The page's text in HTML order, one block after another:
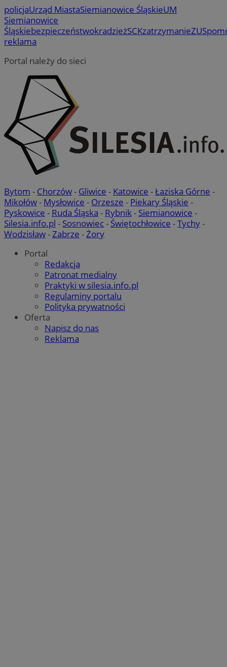
policjaUrząd MiastaSiemianowice ŚląskieUM
Siemianowice
ŚląskiebezpieczeństwokradzieżSCKzatrzymanieZUS
reklama
Portal należy do sieci
Bytom - Chorzów- Gliwice - Katowice -Łaziska Górne -
Mikołów- Mysłowice - Orzesze - Piekary Śląskie -
Pyskowice - Ruda Śląska - Rybnik - Siemianowice -
Silesia.info.pl - Sosnowiec- Świętochłowice -Tychy-
Wodzisław- Zabrze - Żory
Portal
Redakcja
Patronat medialny
Praktyki w silesia.info.pl
Regulaminy portalu
Polityka prywatności
Oferta
Napisz do nas
Reklama